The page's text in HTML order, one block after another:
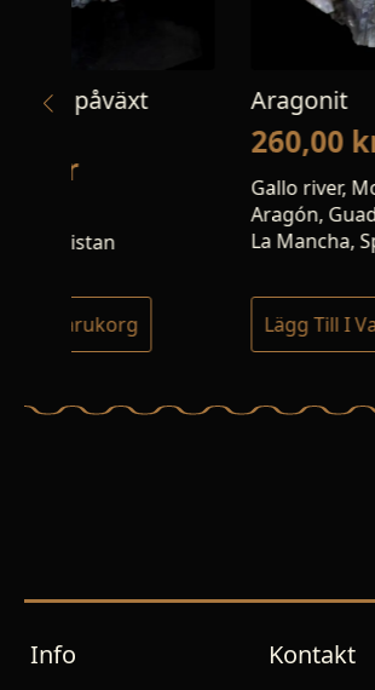
Aragonit
Gallo river, Molina de
Aragón, Guadalajara, Castile-
La Mancha, Spanien
Lägg Till I Varukorg
Info Kontakt